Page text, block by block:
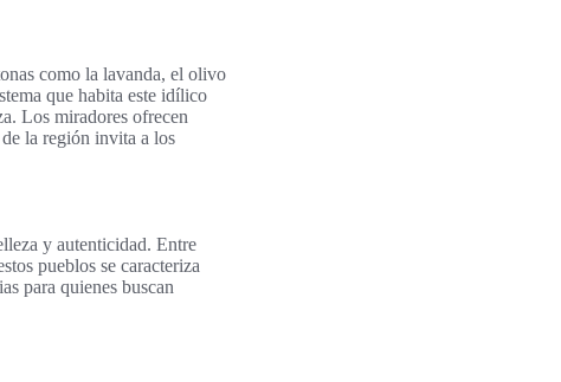
como la lavanda, el olivo
que habita este idílico
Los miradores ofrecen
la región invita a los
y autenticidad. Entre
pueblos se caracteriza
para quienes buscan